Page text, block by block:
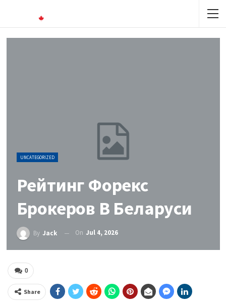
UNCATEGORIZED
Рейтинг Форекс
Брокеров В Беларуси
By Jack On Jul 4, 2026
0
Share